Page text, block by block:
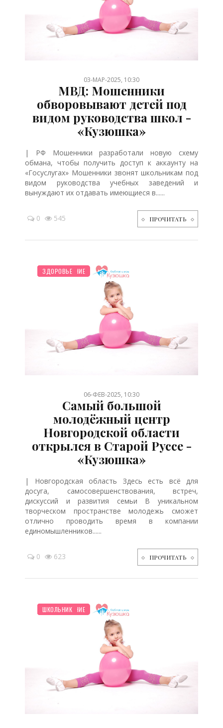
03-МАР-2025, 10:30
МВД: Мошенники
обворовывают детей под
видом руководства школ -
«Кузюшка»
| РФ Мошенники разработали новую схему
обмана, чтобы получить доступ к аккаунту на
«Госуслугах» Мошенники звонят школьникам под
видом руководства учебных заведений и
вынуждают их отдавать имеющиеся в......
0 545 ПРОЧИТАТЬ
СТАРШЕ ГОДА
НОВОСТИ МИРА
ДЕТЯМ
ШКОЛЬНИК
ПОСЛЕ РОДОВ
ПЛАНИРОВАНИЕ
ЗДОРОВЬЕ
06-ФЕВ-2025, 10:30
Самый большой
молодёжный центр
Новгородской области
открылся в Старой Руссе -
«Кузюшка»
| Новгородская область Здесь есть всё для
досуга, самосовершенствования, встреч,
дискуссий и развития семьи В уникальном
творческом пространстве молодежь сможет
отлично проводить время в компании
единомышленников......
0 623 ПРОЧИТАТЬ
НОВОСТИ МИРА
РЕБЕНОК
ПСИХОЛОГИЯ
ДЕТЯМ
ПЛАНИРОВАНИЕ
СЕМЬЯ
ШКОЛЬНИК